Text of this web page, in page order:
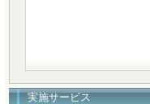
実施サービス